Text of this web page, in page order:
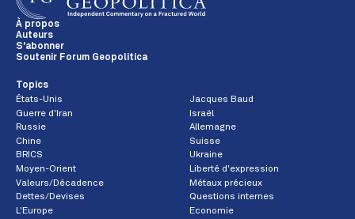
À propos
Auteurs
S'abonner
Soutenir Forum Geopolitica
Topics
États-Unis
Jacques Baud
Guerre d'Iran
Israël
Russie
Allemagne
Chine
Suisse
BRICS
Ukraine
Moyen-Orient
Liberté d'expression
Valeurs/Décadence
Métaux précieux
Dettes/Devises
Questions internes
L'Europe
Economie